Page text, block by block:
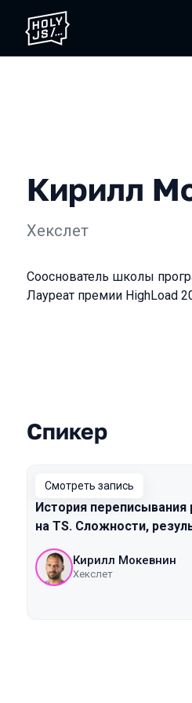
Кирилл
Хекслет
Сооснователь школы
Лауреат премии HighLoad
Выступления в
Спикер
Смотреть запись
История переписывания
на TS. Сложности,
Кирилл Мокевнин
Хекслет